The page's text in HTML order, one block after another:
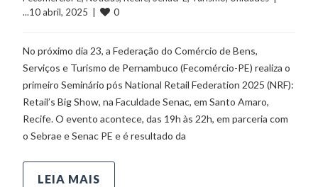
...10 abril, 2025  |
0
No próximo dia 23, a Federação do Comércio de Bens,
Serviços e Turismo de Pernambuco (Fecomércio-PE) realiza o
primeiro Seminário pós National Retail Federation 2025 (NRF):
Retail’s Big Show, na Faculdade Senac, em Santo Amaro,
Recife. O evento acontece, das 19h às 22h, em parceria com
o Sebrae e Senac PE e é resultado da
LEIA MAIS